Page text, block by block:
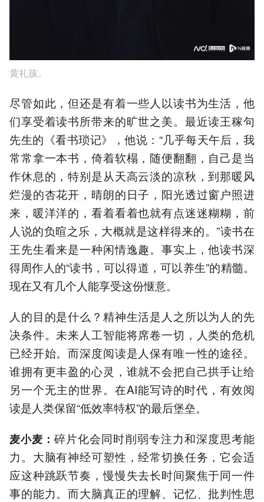
黄礼孩。
尽管如此，但还是有着一些人以读书为生活，他
们享受着读书所带来的旷世之美。最近读王稼句
先生的《看书琐记》，他说：“几乎每天午后，我
常常拿一本书，倚着软榻，随便翻翻，自己是当
作休息的，特别是从天高云淡的凉秋，到那暖风
烂漫的杏花开，晴朗的日子，阳光透过窗户照进
来，暖洋洋的，看着看着也就有点迷迷糊糊，前
人说的负暄之乐，大概就是这样得来的。”读书在
王先生看来是一种闲情逸趣。事实上，他读书深
得周作人的“读书，可以得道，可以养生”的精髓。
现在又有几个人能享受这份惬意。
人的目的是什么？精神生活是人之所以为人的先
决条件。未来人工智能将席卷一切，人类的危机
已经开始。而深度阅读是人保有唯一性的途径。
谁拥有更丰盈的心灵，谁就不会把自己拱手让给
另一个无主的世界。在AI能写诗的时代，有效阅
读是人类保留“低效率特权”的最后堡垒。
麦小麦：碎片化会同时削弱专注力和深度思考能
力。大脑有神经可塑性，经常切换任务，它会适
应这种跳跃节奏，慢慢失去长时间聚焦于同一件
事的能力。而大脑真正的理解、记忆、批判性思